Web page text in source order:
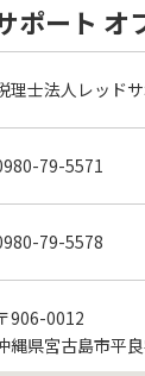
ポート オ
理士法人レッド
79-5571
79-5578
906-0012
縄県宮古島市平